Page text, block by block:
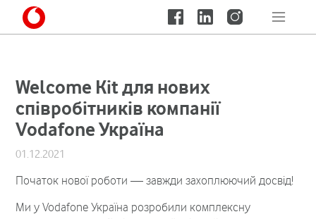
Welcome Kit для нових
співробітників компанії
Vodafone Україна
01.12.2021
Початок нової роботи — завжди захоплюючий досвід!
Ми у Vodafone Україна розробили комплексну